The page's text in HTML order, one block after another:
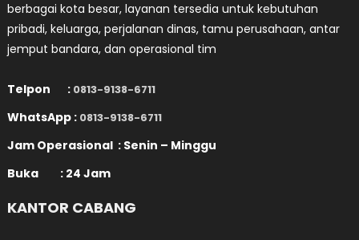
berbagai kota besar, layanan tersedia untuk kebutuhan
pribadi, keluarga, perjalanan dinas, tamu perusahaan, antar
jemput bandara, dan operasional tim
Telpon : 0813-9138-6711
WhatsApp : 0813-9138-6711
Jam Operasional : Senin – Minggu
Buka : 24 Jam
KANTOR CABANG